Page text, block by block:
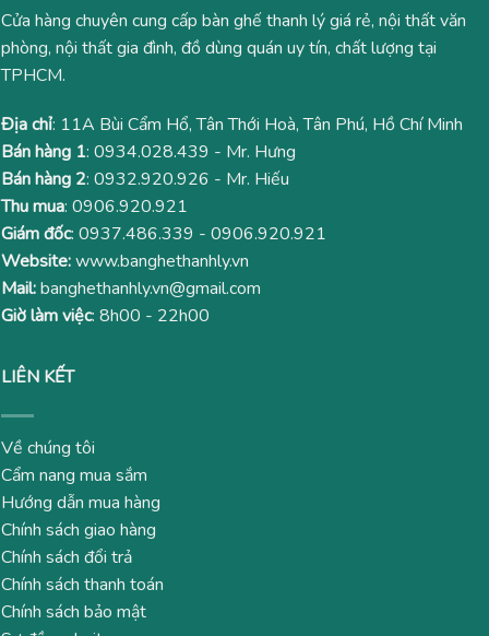
Cửa hàng chuyên cung cấp bàn ghế thanh lý giá rẻ, nội thất văn
phòng, nội thất gia đình, đồ dùng quán uy tín, chất lượng tại
TPHCM.
Địa chỉ: 11A Bùi Cẩm Hổ, Tân Thới Hoà, Tân Phú, Hồ Chí Minh
Bán hàng 1: 0934.028.439 - Mr. Hưng
Bán hàng 2: 0932.920.926 - Mr. Hiếu
Thu mua: 0906.920.921
Giám đốc: 0937.486.339 - 0906.920.921
Website:www.banghethanhly.vn
Mail:banghethanhly.vn@gmail.com
Giờ làm việc: 8h00 - 22h00
LIÊN KẾT
Về chúng tôi
Cẩm nang mua sắm
Hướng dẫn mua hàng
Chính sách giao hàng
Chính sách đổi trả
Chính sách thanh toán
Chính sách bảo mật